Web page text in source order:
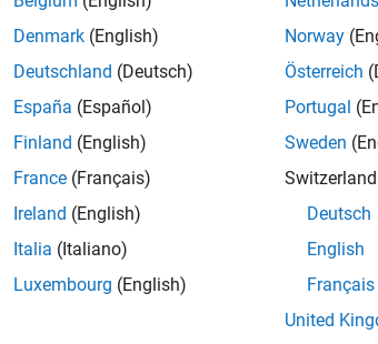
Denmark (English)
Deutschland (Deutsch)
España (Español)
Finland (English)
France (Français)
Ireland (English)
Italia (Italiano)
Luxembourg (English)
Norway
Österreich
Portugal
Sweden
Switzerland
Deutsch
English
Français
United